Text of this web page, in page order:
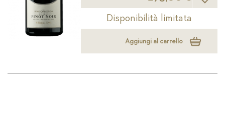
Disponibilità limitata
Aggiungi al carrello